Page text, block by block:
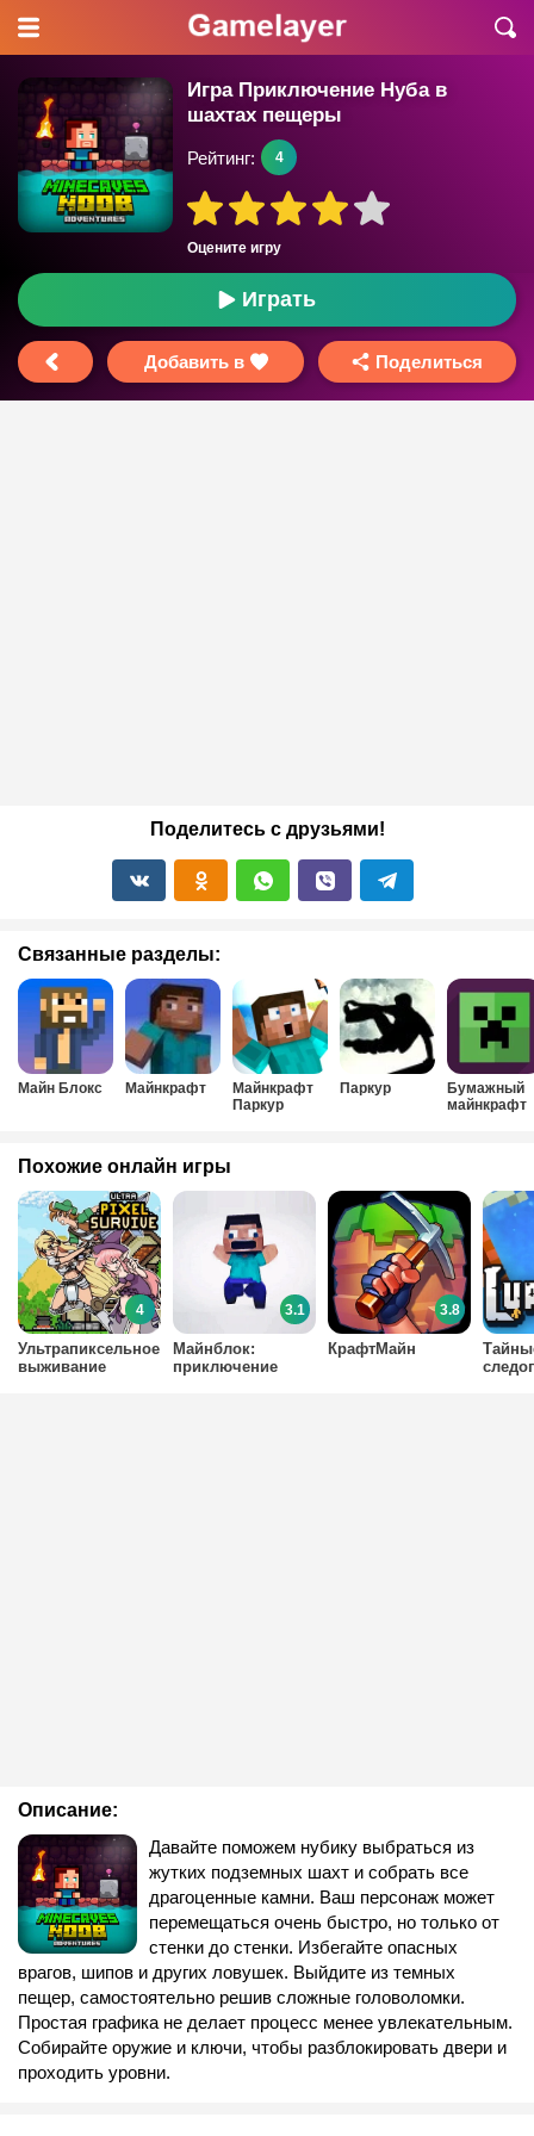
Игра Приключение Нуба в
шахтах пещеры
Оцените игру
Рейтинг: 4
Играть
Добавить в Поделиться
Поделитесь с друзьями!
Связанные разделы:
Майн Блокс Майнкрафт
Майнкрафт
Паркур
Паркур
Бумажный
майнкрафт
Описание:
Давайте поможем нубику выбраться из
жутких подземных шахт и собрать все
драгоценные камни. Ваш персонаж может
перемещаться очень быстро, но только от
стенки до стенки. Избегайте опасных
врагов, шипов и других ловушек. Выйдите из темных
пещер, самостоятельно решив сложные головоломки.
Простая графика не делает процесс менее увлекательным.
Собирайте оружие и ключи, чтобы разблокировать двери и
проходить уровни.
Похожие онлайн игры
Ультрапиксельное
выживание
4
Майнблок:
приключение
3.1
КрафтМайн
3.8